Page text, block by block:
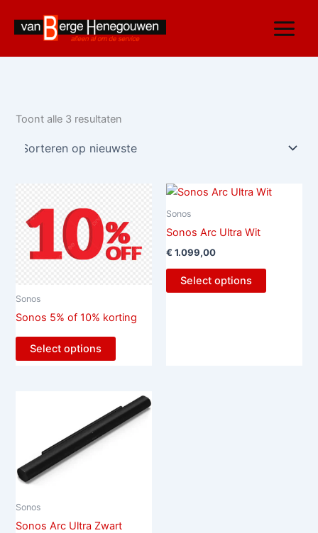
inhoud
Toont alle 3 resultaten
nieuwste
Sonos
Sonos 5% of 10% korting
Select options
Sonos
Sonos Arc Ultra Wit
€ 1.099,00
Select options
Sonos
Sonos Arc Ultra Zwart